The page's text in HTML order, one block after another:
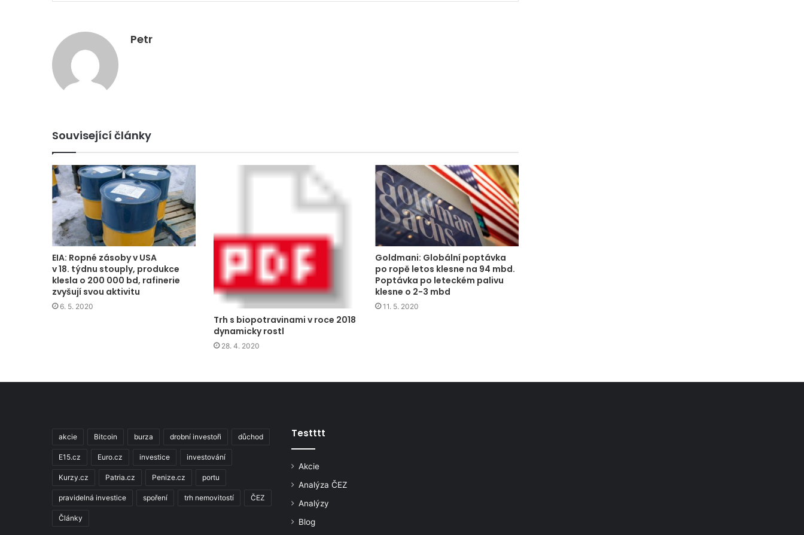
Petr
Související články
EIA: Ropné zásoby v USA
v 18. týdnu stouply, produkce
klesla o 200 000 bd, rafinerie
zvyšují svou aktivitu
6. 5. 2020
Trh s biopotravinami v roce 2018
dynamicky rostl
28. 4. 2020
Goldmani: Globální poptávka
po ropě letos klesne na 94 mbd.
Poptávka po leteckém palivu
klesne o 2-3 mbd
11. 5. 2020
akcie Bitcoin burza drobní investoři důchod
E15.cz Euro.cz investice investování
Kurzy.cz Patria.cz Penize.cz portu
pravidelná investice spoření trh nemovitostí ČEZ
Články
Testttt
Akcie
Analýza ČEZ
Analýzy
Blog